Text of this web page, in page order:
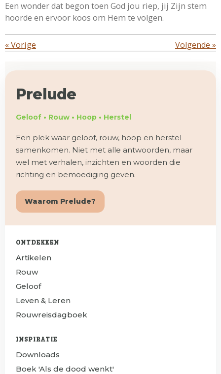
Een wonder dat begon toen God jou riep, jij Zijn stem
hoorde en ervoor koos om Hem te volgen.
«Vorige Volgende »
Prelude
Geloof • Rouw • Hoop • Herstel
Een plek waar geloof, rouw, hoop en herstel
samenkomen. Niet met alle antwoorden, maar
wel met verhalen, inzichten en woorden die
richting en bemoediging geven.
Waarom Prelude?
ONTDEKKEN
Artikelen
Rouw
Geloof
Leven & Leren
Rouwreisdagboek
INSPIRATIE
Downloads
Boek 'Als de dood wenkt'